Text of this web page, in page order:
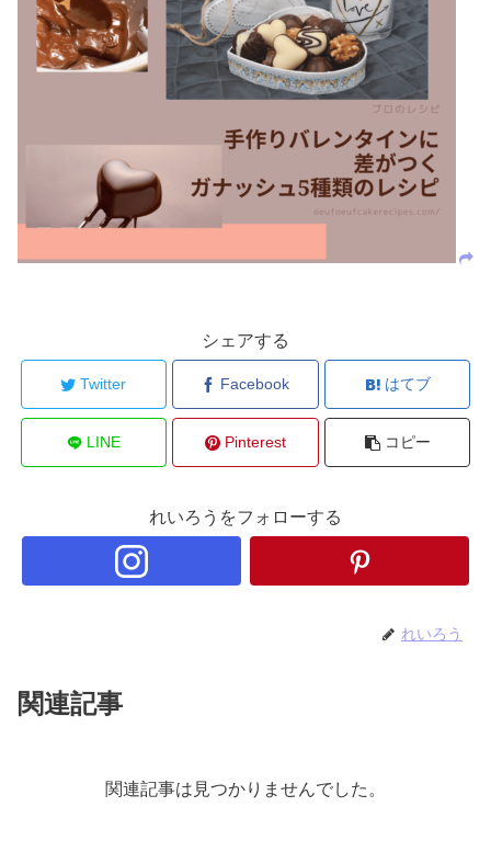
シェアする
Twitter Facebook はてブ
LINE Pinterest コピー
れいろうをフォローする
れいろう
関連記事
関連記事は見つかりませんでした。